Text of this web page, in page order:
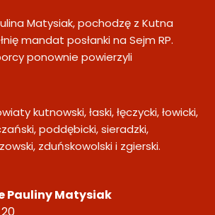
Matysiak, pochodzę z Kutna
mandat posłanki na Sejm RP.
ponownie powierzyli
kutnowski, łaski, łęczycki, łowicki,
poddębicki, sieradzki,
zduńskowolski i zgierski.
Pauliny Matysiak